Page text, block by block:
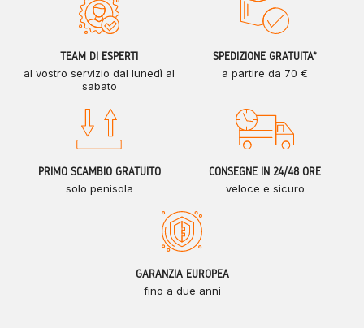
TEAM DI ESPERTI
al vostro servizio dal lunedì al
sabato
SPEDIZIONE GRATUITA*
a partire da 70 €
PRIMO SCAMBIO GRATUITO
solo penisola
CONSEGNE IN 24/48 ORE
veloce e sicuro
GARANZIA EUROPEA
fino a due anni